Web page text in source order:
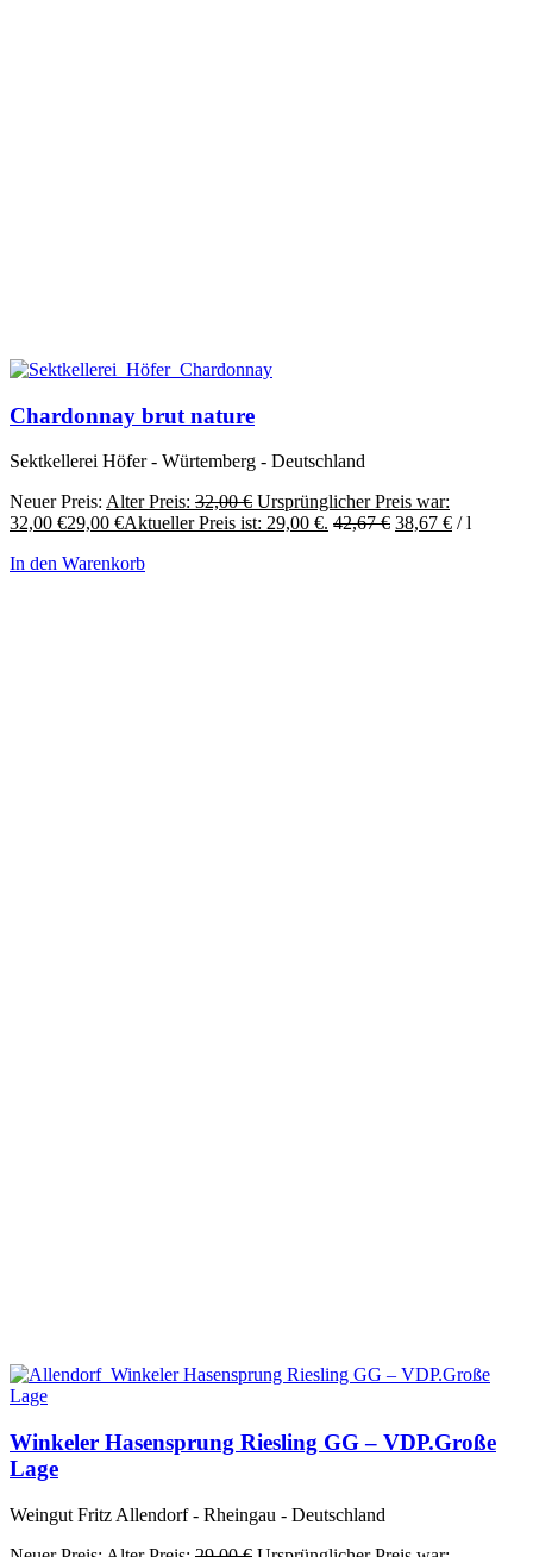
Chardonnay brut nature
Sektkellerei Höfer - Würtemberg - Deutschland
Neuer Preis: Alter Preis: 32,00€ Ursprünglicher Preis war:
32,00 €29,00 €Aktueller Preis ist: 29,00 €. 42,67€ 38,67 € /l
In den Warenkorb
Winkeler Hasensprung Riesling GG – VDP.Große
Lage
Weingut Fritz Allendorf - Rheingau - Deutschland